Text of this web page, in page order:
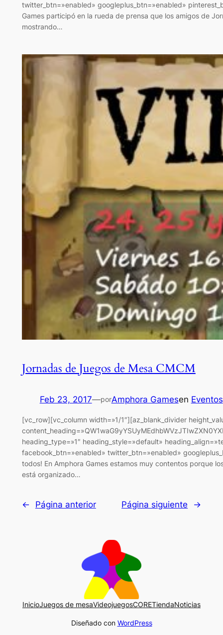
twitter_btn=»enabled» googleplus_btn=»enabled»
Games participó en la rueda de prensa que los amigos de
mostrando…
Jornadas de Juegos de Mesa CMCM
Feb 23, 2017—porAmphora Gamesen Eventos
[vc_row][vc_column width=»1/1″][az_blank_divider
heading_type=»1″ heading_style=»default»
facebook_btn=»enabled» twitter_btn=»enabled»
todos! En Amphora Games estamos muy contentos porque
está organizado…
← Página anterior Página siguiente →
InicioJuegos de mesaVideojuegosCORETiendaNoticias
Diseñado con WordPress